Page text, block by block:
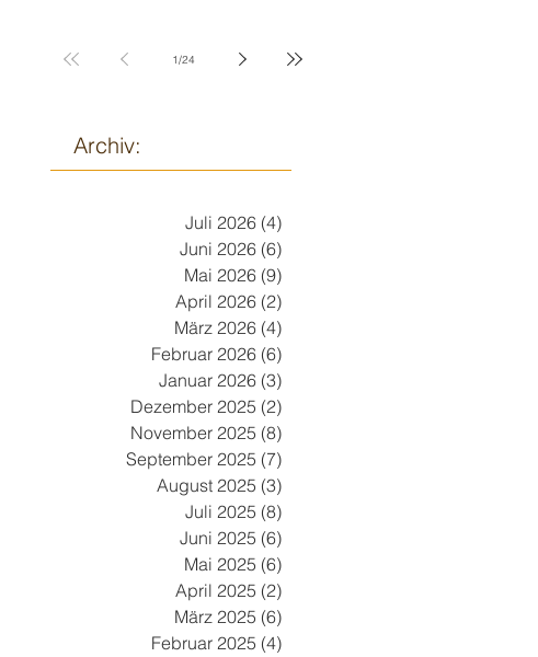
1/24
Archiv:
Juli 2026 (4)
Juni 2026 (6)
Mai 2026 (9)
April 2026 (2)
März 2026 (4)
Februar 2026 (6)
Januar 2026 (3)
Dezember 2025 (2)
November 2025 (8)
September 2025 (7)
August 2025 (3)
Juli 2025 (8)
Juni 2025 (6)
Mai 2025 (6)
April 2025 (2)
März 2025 (6)
Februar 2025 (4)